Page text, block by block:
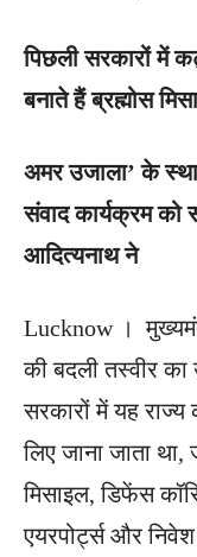
पिछली सरकारों में
बनाते हैं ब्रह्मोस
अमर उजाला’ के
संवाद कार्यक्रम को
आदित्यनाथ ने
Lucknow ।
की बदली तस्वीर
सरकारों में यह
लिए जाना जाता
मिसाइल, डिफेंस
एयरपोर्ट्स और